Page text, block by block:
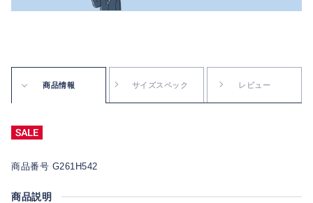
商品情報 サイズスペック レビュー
商品番号 G261H542
商品説明